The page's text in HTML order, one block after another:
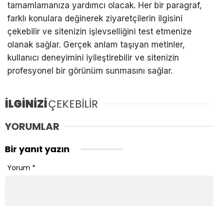
tamamlamanıza yardımcı olacak. Her bir paragraf,
farklı konulara değinerek ziyaretçilerin ilgisini
çekebilir ve sitenizin işlevselliğini test etmenize
olanak sağlar. Gerçek anlam taşıyan metinler,
kullanıcı deneyimini iyileştirebilir ve sitenizin
profesyonel bir görünüm sunmasını sağlar.
İLGİNİZİÇEKEBİLİR
YORUMLAR
Bir yanıt yazın
Yorum *